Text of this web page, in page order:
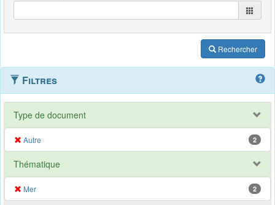
Rechercher
Filtres
Type de document
Autre 2
Thématique
Mer 2